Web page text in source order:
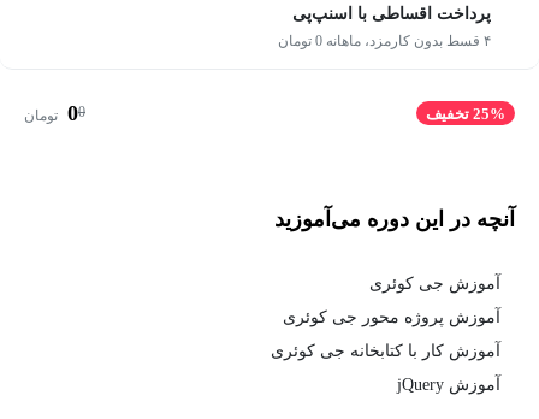
پرداخت اقساطی با اسنپ‌پی
۴ قسط بدون کارمزد، ماهانه 0 تومان
25% تخفیف 0
0 تومان
آنچه در این دوره می‌آموزید
آموزش جی کوئری
آموزش پروژه محور جی کوئری
آموزش کار با کتابخانه جی کوئری
آموزش jQuery